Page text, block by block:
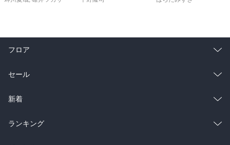
フロア
総合
ラノベ
雑誌・グラビア
セール
総合
ラノベ
新着
総合
ランキング